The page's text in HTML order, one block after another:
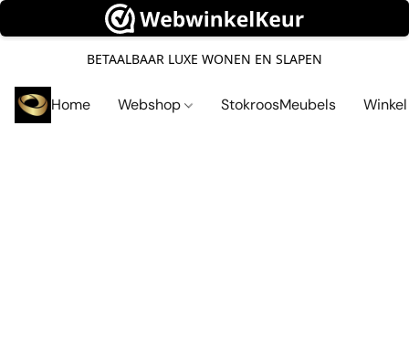
BETAALBAAR LUXE WONEN EN SLAPEN
Home Webshop StokroosMeubels